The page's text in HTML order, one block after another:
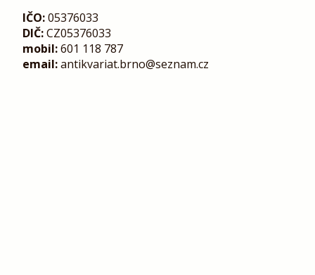
IČO:05376033
DIČ:CZ05376033
mobil:601 118 787
email:antikvariat.brno@seznam.cz